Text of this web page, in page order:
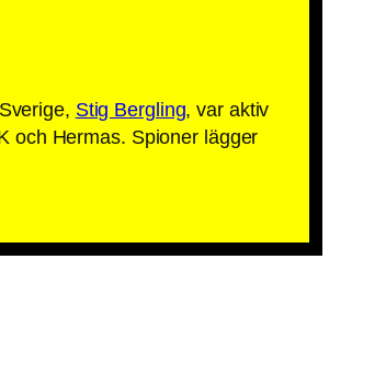
Stig Bergling, var aktiv
och Hermas. Spioner lägger